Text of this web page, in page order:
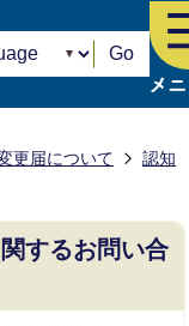
Go
更届について
認知
するお問い合